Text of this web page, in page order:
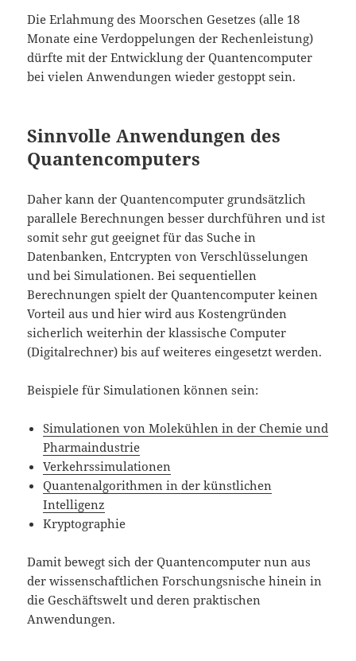
Die Erlahmung des Moorschen Gesetzes (alle 18
Monate eine Verdoppelungen der Rechenleistung)
dürfte mit der Entwicklung der Quantencomputer
bei vielen Anwendungen wieder gestoppt sein.
Sinnvolle Anwendungen des
Quantencomputers
Daher kann der Quantencomputer grundsätzlich
parallele Berechnungen besser durchführen und ist
somit sehr gut geeignet für das Suche in
Datenbanken, Entcrypten von Verschlüsselungen
und bei Simulationen. Bei sequentiellen
Berechnungen spielt der Quantencomputer keinen
Vorteil aus und hier wird aus Kostengründen
sicherlich weiterhin der klassische Computer
(Digitalrechner) bis auf weiteres eingesetzt werden.
Beispiele für Simulationen können sein:
Simulationen von Molekühlen in der Chemie und
Pharmaindustrie
Verkehrssimulationen
Quantenalgorithmen in der künstlichen
Intelligenz
Kryptographie
Damit bewegt sich der Quantencomputer nun aus
der wissenschaftlichen Forschungsnische hinein in
die Geschäftswelt und deren praktischen
Anwendungen.